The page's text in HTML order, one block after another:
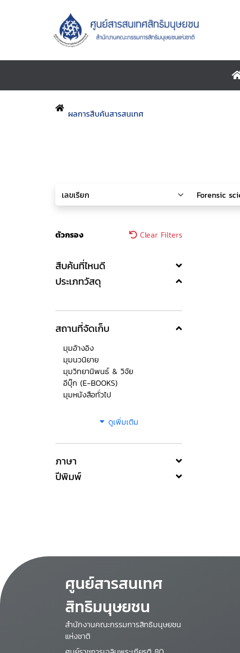
ผลการสืบค้นสารสนเทศ
ตัวกรอง Clear Filters
สืบค้นที่ไหนดี
ประเภทวัสดุ
สถานที่จัดเก็บ
มุมอ้างอิง
มุมนวนิยาย
มุมวิทยานิพนธ์ & วิจัย
อีบุ๊ก (E-BOOKS)
มุมหนังสือทั่วไป
ดูเพิ่มเติม
ภาษา
ปีพิมพ์
ศูนย์สารสนเทศ
สิทธิมนุษยชน
สำนักงานคณะกรรมการสิทธิมนุษยชน
แห่งชาติ